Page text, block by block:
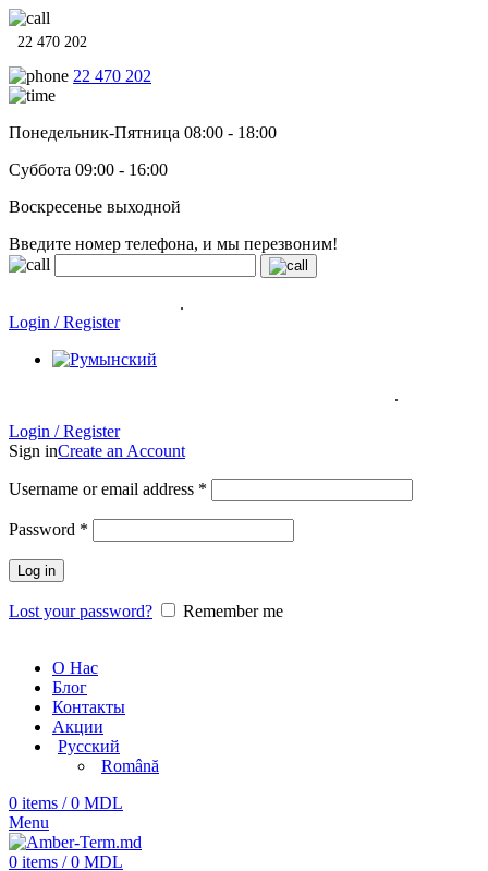
22 470 202
22 470 202
Понедельник-Пятница 08:00 - 18:00
Суббота 09:00 - 16:00
Воскресенье выходной
Введите номер телефона, и мы перезвоним!
.
Login / Register
.
Login / Register
Sign inCreate an Account
Username or email address *
Password *
Log in
Lost your password? Remember me
О Нас
Блог
Контакты
Акции
Русский
Română
0 items / 0 MDL
Menu
0 items / 0 MDL